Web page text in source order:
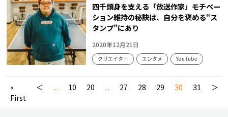
四千頭身を支える「放送作家」モチベー
ション維持の秘訣は、自分を褒める“ス
タンプ”にあり
2020年12月21日
クリエイター エンタメ YouTube
キャリア
«
First
＜ ... 10 20 ... 27 28 29 30 31 ＞